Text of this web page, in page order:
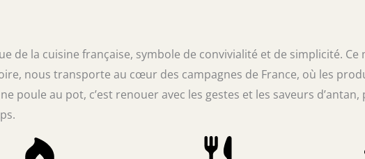
de la cuisine française, symbole de convivialité et de simplicité. Ce
nous transporte au cœur des campagnes de France, où les
poule au pot, c’est renouer avec les gestes et les saveurs d’antan,